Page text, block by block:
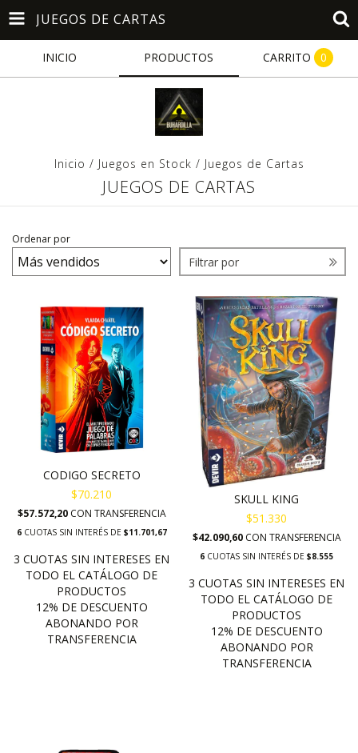
JUEGOS DE CARTAS
INICIO PRODUCTOS CARRITO 0
Inicio / Juegos en Stock / Juegos de Cartas
JUEGOS DE CARTAS
Ordenar por
Filtrar por
CODIGO SECRETO
$70.210
$57.572,20 CON TRANSFERENCIA
6CUOTAS SIN INTERÉS DE $11.701,67
SKULL KING
$51.330
$42.090,60 CON TRANSFERENCIA
6 CUOTAS SIN INTERÉS DE $8.555